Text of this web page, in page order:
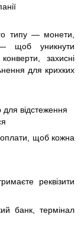
типу — монети,
— щоб уникнути
захисні
для крихких
відстеження
щоб кожна
реквізити
банк, термінал